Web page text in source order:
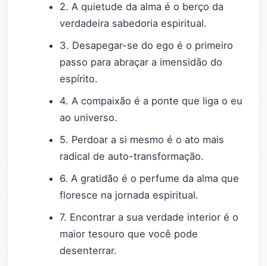
2. A quietude da alma é o berço da
verdadeira sabedoria espiritual.
3. Desapegar-se do ego é o primeiro
passo para abraçar a imensidão do
espírito.
4. A compaixão é a ponte que liga o eu
ao universo.
5. Perdoar a si mesmo é o ato mais
radical de auto-transformação.
6. A gratidão é o perfume da alma que
floresce na jornada espiritual.
7. Encontrar a sua verdade interior é o
maior tesouro que você pode
desenterrar.